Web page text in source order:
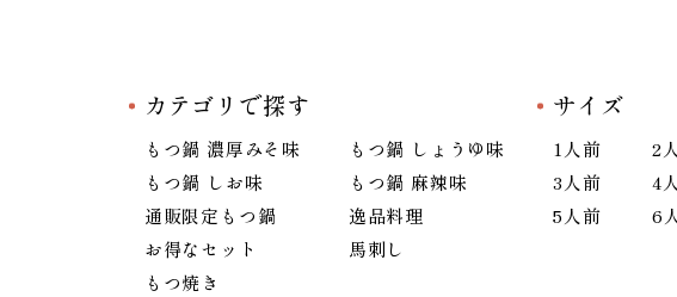
カテゴリで探す
もつ鍋 濃厚みそ味
もつ鍋 しょうゆ味
もつ鍋 しお味
もつ鍋 麻辣味
通販限定もつ鍋
逸品料理
お得なセット
馬刺し
もつ焼き
サイズ
1人前
2
3人前
4
5人前
6